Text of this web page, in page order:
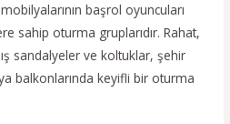
başrol oyuncuları
sahip oturma gruplarıdır. Rahat,
sandalyeler ve koltuklar, şehir
balkonlarında keyifli bir oturma